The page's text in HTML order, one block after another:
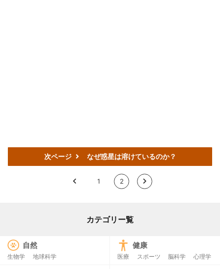
次ページ なぜ惑星は溶けているのか？
< 1 2 >
カテゴリー覧
自然
生物学 地球科学
健康
医療 スポーツ 脳科学 心理学